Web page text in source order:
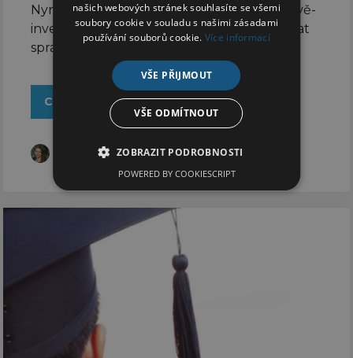
Nyní se s vámi podělíme o konkrétní akciově-
investiční kroky, které vám pomohou nabrat
správný směr k finanční nezávislosti.
Celý článek
Jaroslava Kořená
našich webových stránek souhlasíte se všemi
soubory cookie v souladu s našimi zásadami
používání souborů cookie. Více informací
VŠE PŘIJMOUT
VŠE ODMÍTNOUT
ZOBRAZIT PODROBNOSTI
POWERED BY COOKIESCRIPT